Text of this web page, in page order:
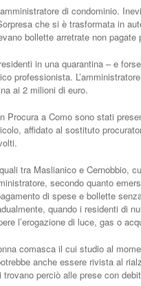
di condominio.
che si è trasformata in
bollette arretrate non pagate
in una quarantina – e
professionista.
ai 2 milioni di euro.
Procura a Como sono stati
affidato al sostituto
tra Maslianico e Cernobbio,
secondo quanto
di spese e bollette
quando i residenti di
l’erogazione di luce, gas o
comasca il cui studio al
anche essere rivista al
perciò alle prese con